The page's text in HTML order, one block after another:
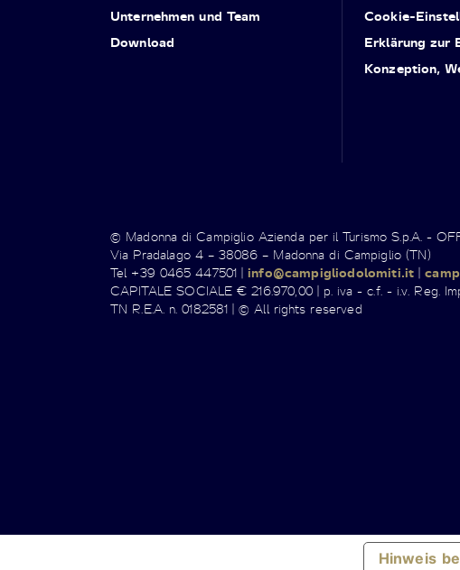
Unternehmen und Team
Download
Cookie-
Erklärung zur
Konzeption,
© Madonna di Campiglio Azienda per il Turismo S.p.A. -
Via Pradalago 4 – 38086 – Madonna di Campiglio (TN)
Tel +39 0465 447501 |info@campigliodolomiti.it |
CAPITALE SOCIALE € 216.970,00 | p. iva - c.f. - i.v. Reg.
TN R.E.A. n. 0182581 | © All rights reserved
Hinweis